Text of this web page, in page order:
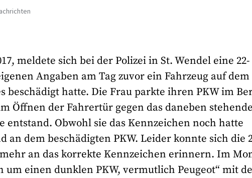
meldete sich bei der Polizei in St. Wendel eine 22-
Angaben am Tag zuvor ein Fahrzeug auf dem
beschädigt hatte. Die Frau parkte ihren PKW im
Öffnen der Fahrertür gegen das daneben stehende
entstand. Obwohl sie das Kennzeichen noch hatte
an dem beschädigten PKW. Leider konnte sich die
an das korrekte Kennzeichen erinnern. Im
um einen dunklen PKW, vermutlich Peugeot“ mit